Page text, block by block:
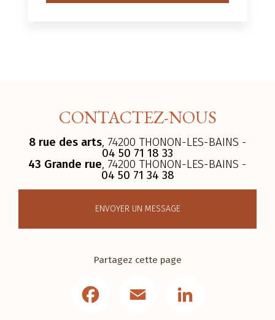
CONTACTEZ-NOUS
8 rue des arts, 74200 THONON-LES-BAINS -
04 50 71 18 33
43 Grande rue, 74200 THONON-LES-BAINS -
04 50 71 34 38
ENVOYER UN MESSAGE
Partagez cette page